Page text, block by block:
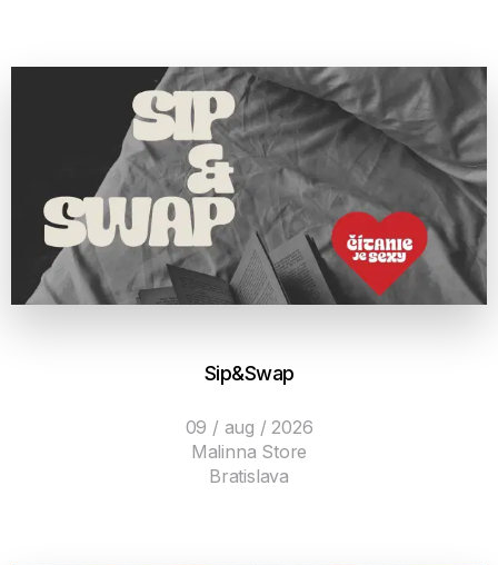
Sip&Swap
09 / aug / 2026
Malinna Store
Bratislava